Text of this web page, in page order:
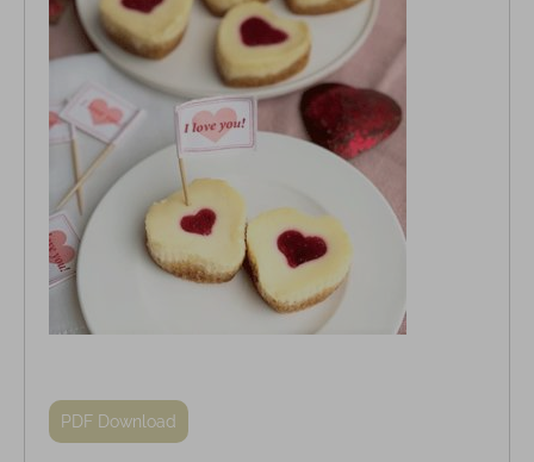
PDF Download